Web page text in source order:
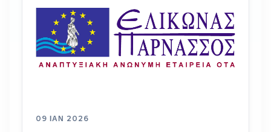
09 ΙΑΝ 2026